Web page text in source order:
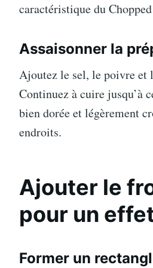
caractéristique du Chopped
Assaisonner la
Ajoutez le sel, le poivre et
Continuez à cuire jusqu’à
bien dorée et légèrement
endroits.
Ajouter le
pour un
Former un